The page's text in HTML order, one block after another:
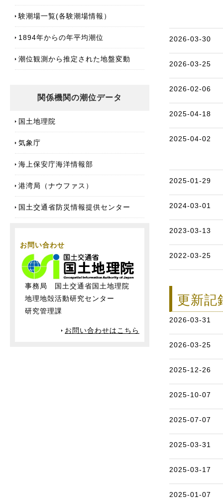
2026-03-30
2026-03-25
2026-02-06
2025-04-18
2025-04-02
2025-01-29
2024-03-01
2023-03-13
2022-03-25
更新記
2026-03-31
2026-03-25
2025-12-26
2025-10-07
2025-07-07
2025-03-31
2025-03-17
2025-01-07
験潮場一覧(各験潮場情報）
1894年からの年平均潮位
潮位観測から推定された地盤変動
関係機関の潮位データ
国土地理院
気象庁
海上保安庁海洋情報部
港湾局（ナウファス）
国土交通省防災情報提供センター
お問い合わせ
事務局 国土交通省国土地理院
地理地殻活動研究センター
研究管理課
お問い合わせはこちら